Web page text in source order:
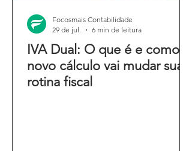
IVA Dual: O que é e como o
novo cálculo vai mudar sua
rotina fiscal
Focosmais Contabilidade
29 de jul.
6 min de leitura